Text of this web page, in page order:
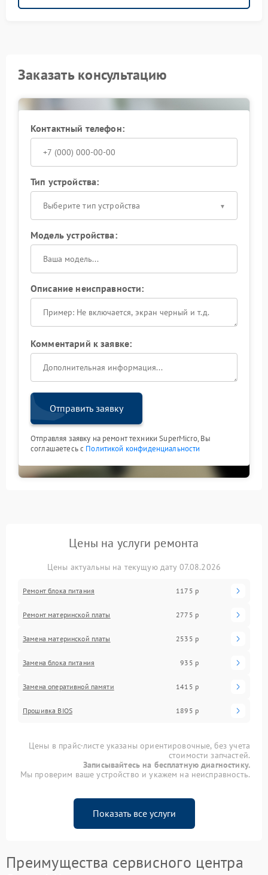
Заказать консультацию
Контактный телефон:
Тип устройства:
Выберите тип устройства
Модель устройства:
Описание неисправности:
Комментарий к заявке:
Отправить заявку
Отправляя заявку на ремонт техники SuperMicro, Вы
соглашаетесь с Политикой конфиденциальности
Цены на услуги ремонта
Цены актуальны на текущую дату 07.08.2026
Ремонт блока питания 1175 р
Ремонт материнской платы 2775 р
Замена материнской платы 2535 р
Замена блока питания 935 р
Замена оперативной памяти 1415 р
Прошивка BIOS 1895 р
Цены в прайс-листе указаны ориентировочные, без учета
стоимости запчастей.
Записывайтесь на бесплатную диагностику.
Мы проверим ваше устройство и укажем на неисправность.
Показать все услуги
Преимущества сервисного центра